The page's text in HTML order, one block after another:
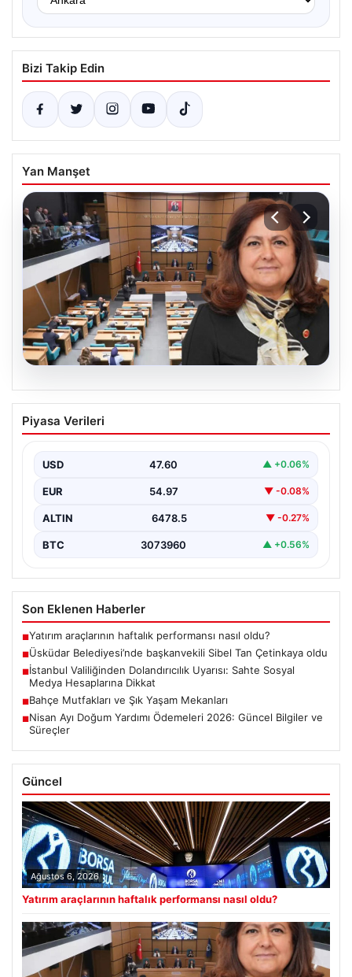
Bizi Takip Edin
Yan Manşet
Üsküdar Belediyesi’nde başkanvekili
Sibel Tan Çetinkaya oldu
Tan Çetinkaya Seçildi”, “content”: “ Üsküdar
Belediyesi’nde önemli…
Piyasa Verileri
USD 47.60 ▲ +0.06%
EUR 54.97 ▼ -0.08%
ALTIN 6478.5 ▼ -0.27%
BTC 3073960 ▲ +0.56%
Son Eklenen Haberler
■Yatırım araçlarının haftalık performansı nasıl oldu?
■Üsküdar Belediyesi’nde başkanvekili Sibel Tan Çetinkaya oldu
■İstanbul Valiliğinden Dolandırıcılık Uyarısı: Sahte Sosyal
Medya Hesaplarına Dikkat
■Bahçe Mutfakları ve Şık Yaşam Mekanları
■Nisan Ayı Doğum Yardımı Ödemeleri 2026: Güncel Bilgiler ve
Süreçler
Güncel
Ağustos 6, 2026
Yatırım araçlarının haftalık performansı nasıl oldu?